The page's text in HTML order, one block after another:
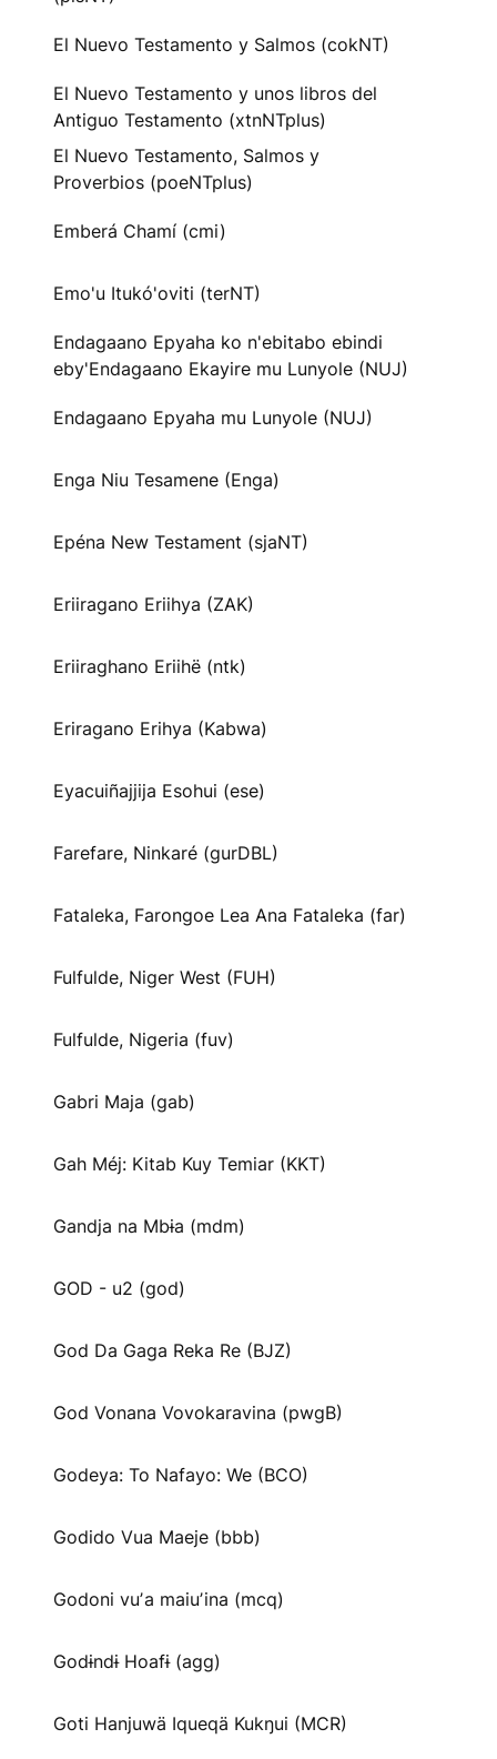
El Nuevo Testamento y Salmos (cokNT)
El Nuevo Testamento y unos libros del
Antiguo Testamento (xtnNTplus)
El Nuevo Testamento, Salmos y
Proverbios (poeNTplus)
Emberá Chamí (cmi)
Emo'u Itukó'oviti (terNT)
Endagaano Epyaha ko n'ebitabo ebindi
eby'Endagaano Ekayire mu Lunyole (NUJ)
Endagaano Epyaha mu Lunyole (NUJ)
Enga Niu Tesamene (Enga)
Epéna New Testament (sjaNT)
Eriiragano Eriihya (ZAK)
Eriiraghano Eriihë (ntk)
Eriragano Erihya (Kabwa)
Eyacuiñajjija Esohui (ese)
Farefare, Ninkaré (gurDBL)
Fataleka, Farongoe Lea Ana Fataleka (far)
Fulfulde, Niger West (FUH)
Fulfulde, Nigeria (fuv)
Gabri Maja (gab)
Gah Méj: Kitab Kuy Temiar (KKT)
Gandja na Mbɨa (mdm)
GOD - u2 (god)
God Da Gaga Reka Re (BJZ)
God Vonana Vovokaravina (pwgB)
Godeya: To Nafayo: We (BCO)
Godido Vua Maeje (bbb)
Godoni vuʼa maiuʼina (mcq)
Godɨndɨ Hoafɨ (agg)
Goti Hanjuwä Iqueqä Kukŋui (MCR)